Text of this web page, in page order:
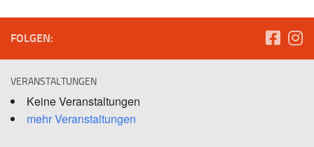
FOLGEN:
VERANSTALTUNGEN
Keine Veranstaltungen
mehr Veranstaltungen